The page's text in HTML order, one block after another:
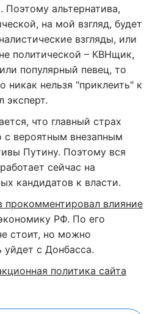
Поэтому альтернатива,
на мой взгляд, будет
взгляды, или
политической – КВНщик,
популярный певец, то
никак нельзя "приклеить" к
эксперт.
что главный страх
с вероятным внезапным
Путину. Поэтому вся
сейчас на
кандидатов к власти.
прокомментировал влияние
РФ. По его
стоит, но можно
уйдет с Донбасса.
политика сайта